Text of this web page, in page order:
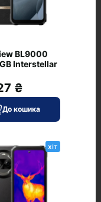
звуку Hi-Res
Samsung
BL9000
Interstellar
₴
До кошика
хіт